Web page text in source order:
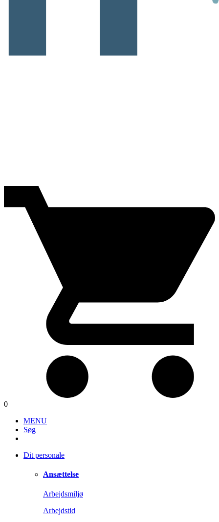
0
MENU
Søg
Dit personale
Ansættelse
Arbejdsmiljø
Arbejdstid